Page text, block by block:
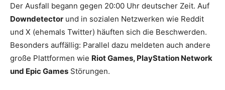
Der Ausfall begann gegen 20:00 Uhr deutscher Zeit. Auf
Downdetector und in sozialen Netzwerken wie Reddit
und X (ehemals Twitter) häuften sich die Beschwerden.
Besonders auffällig: Parallel dazu meldeten auch andere
große Plattformen wie Riot Games, PlayStation Network
und Epic Games Störungen.